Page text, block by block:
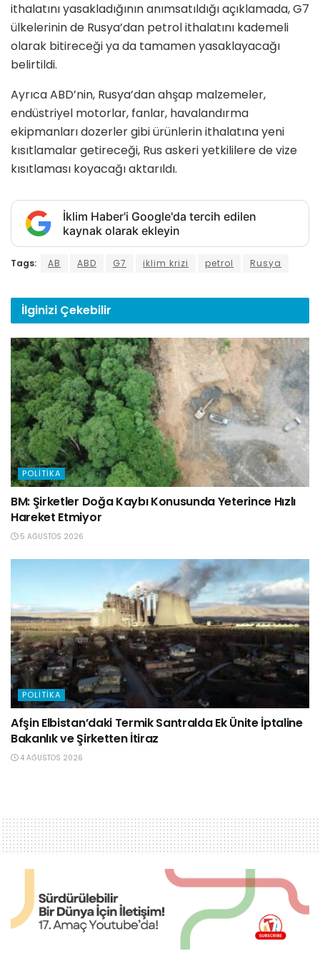
ithalatını yasakladığının anımsatıldığı açıklamada, G7
ülkelerinin de Rusya’dan petrol ithalatını kademeli
olarak bitireceği ya da tamamen yasaklayacağı
belirtildi.
Ayrıca ABD’nin, Rusya’dan ahşap malzemeler,
endüstriyel motorlar, fanlar, havalandırma
ekipmanları dozerler gibi ürünlerin ithalatına yeni
kısıtlamalar getireceği, Rus askeri yetkililere de vize
kısıtlaması koyacağı aktarıldı.
İklim Haber'i Google'da tercih edilen
kaynak olarak ekleyin
Tags: AB ABD G7 iklim krizi petrol Rusya
İlginizi Çekebilir
POLITIKA
BM: Şirketler Doğa Kaybı Konusunda Yeterince Hızlı
Hareket Etmiyor
5 AĞUSTOS 2026
POLITIKA
Afşin Elbistan’daki Termik Santralda Ek Ünite İptaline
Bakanlık ve Şirketten İtiraz
4 AĞUSTOS 2026